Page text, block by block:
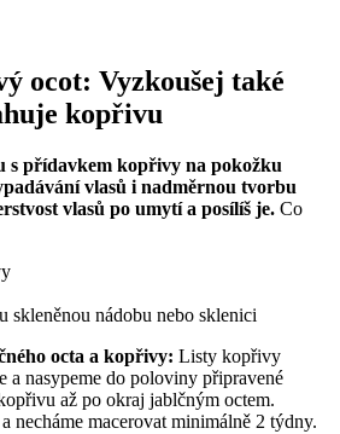
ocot: Vyzkoušej také
kopřivu
s přídavkem kopřivy na pokožku
vlasů i nadměrnou tvorbu
vlasů po umytí a posílíš je. Co
skleněnou nádobu nebo sklenici
octa a kopřivy: Listy kopřivy
a nasypeme do poloviny připravené
až po okraj jablčným octem.
necháme macerovat minimálně 2 týdny.